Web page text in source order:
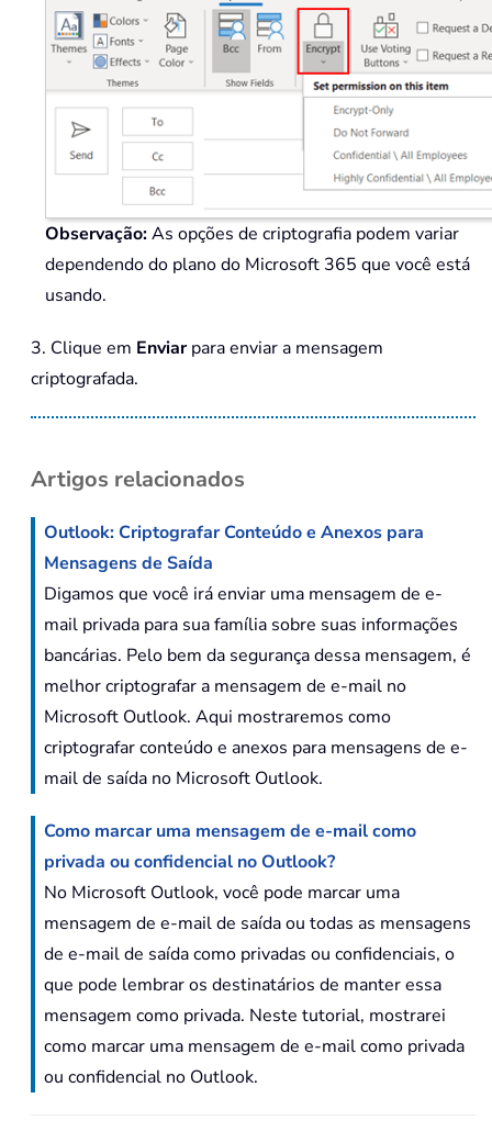
Observação:As opções de criptografia podem variar
dependendo do plano do Microsoft 365 que você está
usando.
3. Clique em Enviarpara enviar a mensagem
criptografada.
Artigos relacionados
Outlook: Criptografar Conteúdo e Anexos para
Mensagens de Saída
Digamos que você irá enviar uma mensagem de e-
mail privada para sua família sobre suas informações
bancárias. Pelo bem da segurança dessa mensagem, é
melhor criptografar a mensagem de e-mail no
Microsoft Outlook. Aqui mostraremos como
criptografar conteúdo e anexos para mensagens de e-
mail de saída no Microsoft Outlook.
Como marcar uma mensagem de e-mail como
privada ou confidencial no Outlook?
No Microsoft Outlook, você pode marcar uma
mensagem de e-mail de saída ou todas as mensagens
de e-mail de saída como privadas ou confidenciais, o
que pode lembrar os destinatários de manter essa
mensagem como privada. Neste tutorial, mostrarei
como marcar uma mensagem de e-mail como privada
ou confidencial no Outlook.